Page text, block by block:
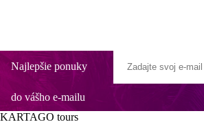
Najlepšie ponuky
do vášho e-mailu
KARTAGO tours